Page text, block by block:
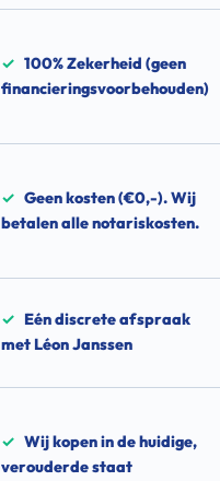
✓ 100% Zekerheid (geen
financieringsvoorbehouden)
✓ Geen kosten (€0,-). Wij
betalen alle notariskosten.
✓ Eén discrete afspraak
met Léon Janssen
✓ Wij kopen in de huidige,
verouderde staat